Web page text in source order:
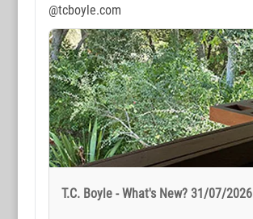
@tcboyle.com
T.C. Boyle - What's New? 31/07/2026